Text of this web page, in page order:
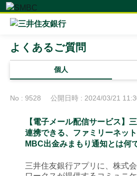
個人
よくあるご質問
No : 9528 公開日時 : 2024/03/21
【電子メール配信サービス】
連携できる、ファミリーネッ
MBC出金みまもり通知とは何
三井住友銀行アプリに、株式